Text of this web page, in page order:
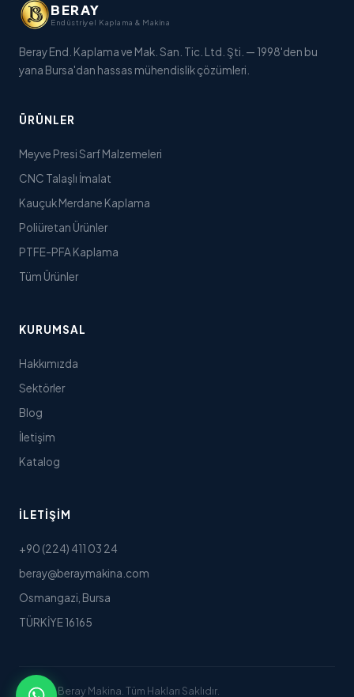
BERAY
Endüstriyel Kaplama & Makina
Beray End. Kaplama ve Mak. San. Tic. Ltd. Şti. — 1998'den bu
yana Bursa'dan hassas mühendislik çözümleri.
ÜRÜNLER
Meyve Presi Sarf Malzemeleri
CNC Talaşlı İmalat
Kauçuk Merdane Kaplama
Poliüretan Ürünler
PTFE-PFA Kaplama
Tüm Ürünler
KURUMSAL
Hakkımızda
Sektörler
Blog
İletişim
Katalog
İLETIŞIM
+90 (224) 411 03 24
beray@beraymakina.com
Osmangazi, Bursa
TÜRKİYE 16165
© 2025 Beray Makina. Tüm Hakları Saklıdır.